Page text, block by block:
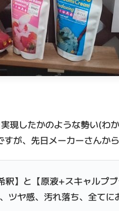
現したかのような勢い(わ
が、先日メーカーさんか
】と【原液+スキャルプ
ツヤ感、汚れ落ち、全てに